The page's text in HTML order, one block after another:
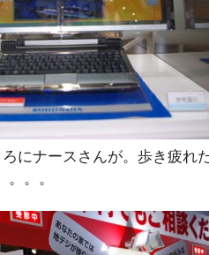
にナースさんが。歩き疲れ
。。